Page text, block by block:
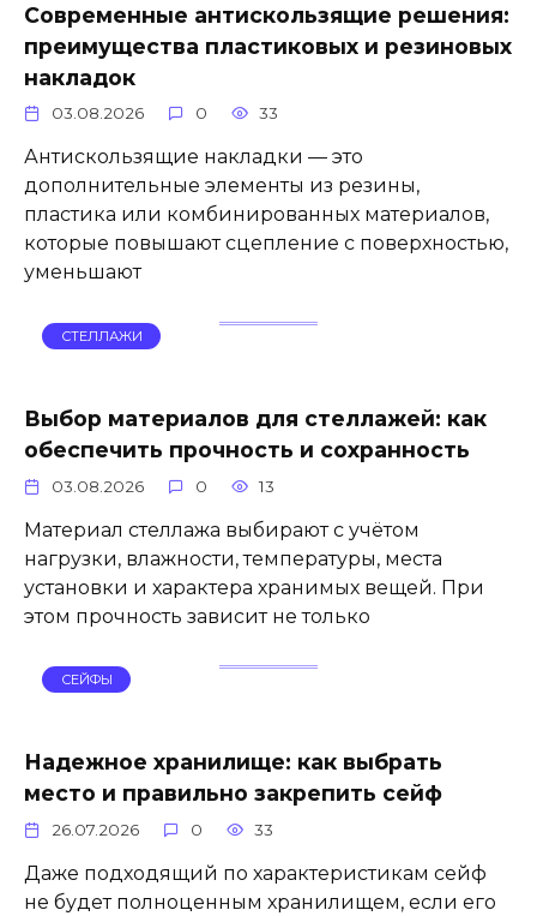
Современные антискользящие решения:
преимущества пластиковых и резиновых
накладок
03.08.2026 0 33
Антискользящие накладки — это
дополнительные элементы из резины,
пластика или комбинированных материалов,
которые повышают сцепление с поверхностью,
уменьшают
СТЕЛЛАЖИ
Выбор материалов для стеллажей: как
обеспечить прочность и сохранность
03.08.2026 0 13
Материал стеллажа выбирают с учётом
нагрузки, влажности, температуры, места
установки и характера хранимых вещей. При
этом прочность зависит не только
СЕЙФЫ
Надежное хранилище: как выбрать
место и правильно закрепить сейф
26.07.2026 0 33
Даже подходящий по характеристикам сейф
не будет полноценным хранилищем, если его